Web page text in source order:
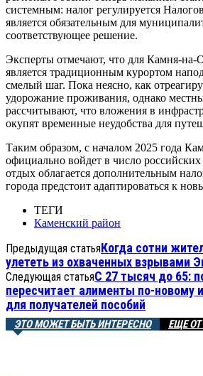
системным: налог регулируется
является обязательным для
соответствующее решение.
Эксперты отмечают, что для Камня-на-
является традиционным курортом
смелый шаг. Пока неясно, как
удорожание проживания, однако
рассчитывают, что вложения в
окупят временные неудобства для
Таким образом, с началом 2025 года
официально войдет в число
отдых облагается дополнительным
города предстоит адаптироваться к
ТЕГИ
Каменский район
Предыдущая статьяКогда сотни
улететь из охваченных взрывами
Следующая статьяС 27 тысяч до 65:
пересчитает алименты по-новому
для получателей пособий
ЭТО МОЖЕТ БЫТЬ ИНТЕРЕСНО ЕЩЕ